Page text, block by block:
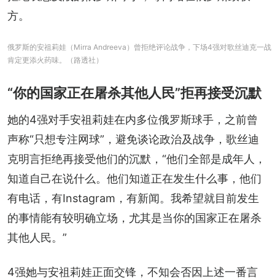
方。
俄罗斯的安祖莉娃（Mirra Andreeva）曾拒绝评论战争，下场4强对歌丝迪克一战
肯定更添火药味。（路透社）
“你的国家正在屠杀其他人民”拒再接受沉默
她的4强对手安祖莉娃在内多位俄罗斯球手，之前曾
声称“只想专注网球”，避免谈论政治及战争，歌丝迪
克明言拒绝再接受他们的沉默，“他们全部是成年人，
知道自己在说什么。他们知道正在发生什么事，他们
有电话，有Instagram，有新闻。我希望就目前发生
的事情能有较明确立场，尤其是当你的国家正在屠杀
其他人民。”
4强她与安祖莉娃正面交锋，不知会否因上述一番言